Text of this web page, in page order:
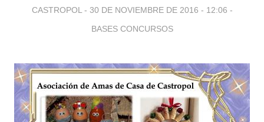
CASTROPOL - 30 DE NOVIEMBRE DE 2016 - 12:06 -
BASES CONCURSOS